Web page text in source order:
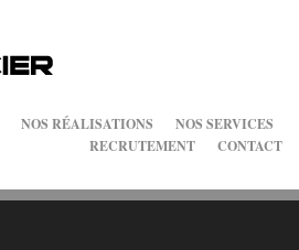
NOS RÉALISATIONS
NOS SERVICES
RECRUTEMENT
CONTACT